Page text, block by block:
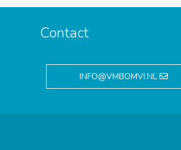
Contact
INFO@VMBOMVI.NL